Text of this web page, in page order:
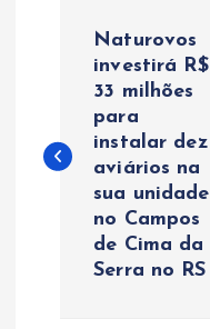
v
e
Naturovos
investirá R$
33 milhões
para
instalar dez
aviários na
sua unidade
no Campos
de Cima da
Serra no RS